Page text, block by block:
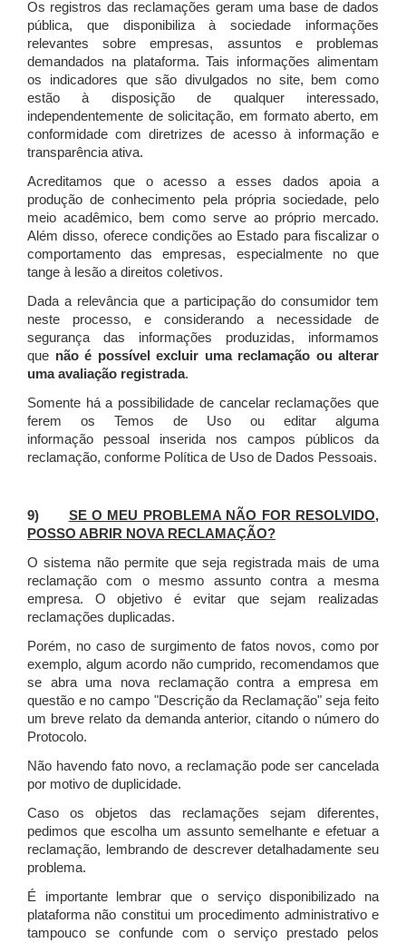
Os registros das reclamações geram uma base de dados
pública, que disponibiliza à sociedade informações
relevantes sobre empresas, assuntos e problemas
demandados na plataforma. Tais informações alimentam
os indicadores que são divulgados no site, bem como
estão à disposição de qualquer interessado,
independentemente de solicitação, em formato aberto, em
conformidade com diretrizes de acesso à informação e
transparência ativa.
Acreditamos que o acesso a esses dados apoia a
produção de conhecimento pela própria sociedade, pelo
meio acadêmico, bem como serve ao próprio mercado.
Além disso, oferece condições ao Estado para fiscalizar o
comportamento das empresas, especialmente no que
tange à lesão a direitos coletivos.
Dada a relevância que a participação do consumidor tem
neste processo, e considerando a necessidade de
segurança das informações produzidas, informamos
que não é possível excluir uma reclamação ou alterar
uma avaliação registrada.
Somente há a possibilidade de cancelar reclamações que
ferem os Temos de Uso ou editar alguma
informação pessoal inserida nos campos públicos da
reclamação, conforme Política de Uso de Dados Pessoais.
9) SE O MEU PROBLEMA NÃO FOR RESOLVIDO,
POSSO ABRIR NOVA RECLAMAÇÃO?
O sistema não permite que seja registrada mais de uma
reclamação com o mesmo assunto contra a mesma
empresa. O objetivo é evitar que sejam realizadas
reclamações duplicadas.
Porém, no caso de surgimento de fatos novos, como por
exemplo, algum acordo não cumprido, recomendamos que
se abra uma nova reclamação contra a empresa em
questão e no campo "Descrição da Reclamação" seja feito
um breve relato da demanda anterior, citando o número do
Protocolo.
Não havendo fato novo, a reclamação pode ser cancelada
por motivo de duplicidade.
Caso os objetos das reclamações sejam diferentes,
pedimos que escolha um assunto semelhante e efetuar a
reclamação, lembrando de descrever detalhadamente seu
problema.
É importante lembrar que o serviço disponibilizado na
plataforma não constitui um procedimento administrativo e
tampouco se confunde com o serviço prestado pelos